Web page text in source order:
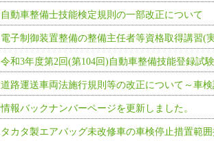
自動車整備士技能検定規則の一部改正について
電子制御装置整備の整備主任者等資格取得講習(
令和3年度第2回(第104回)自動車整備技能登録試
道路運送車両法施行規則等の改正について～車
情報バックナンバーページを更新しました。
タカタ製エアバッグ未改修車の車検停止措置範